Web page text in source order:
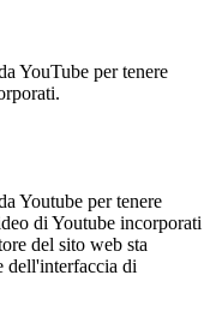
YouTube per tenere
Youtube per tenere
di Youtube incorporati
del sito web sta
dell'interfaccia di